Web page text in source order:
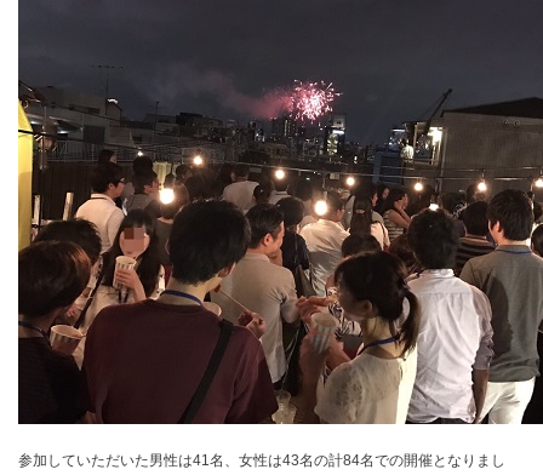
参加していただいた男性は41名、女性は43名の計84名での開催となりまし